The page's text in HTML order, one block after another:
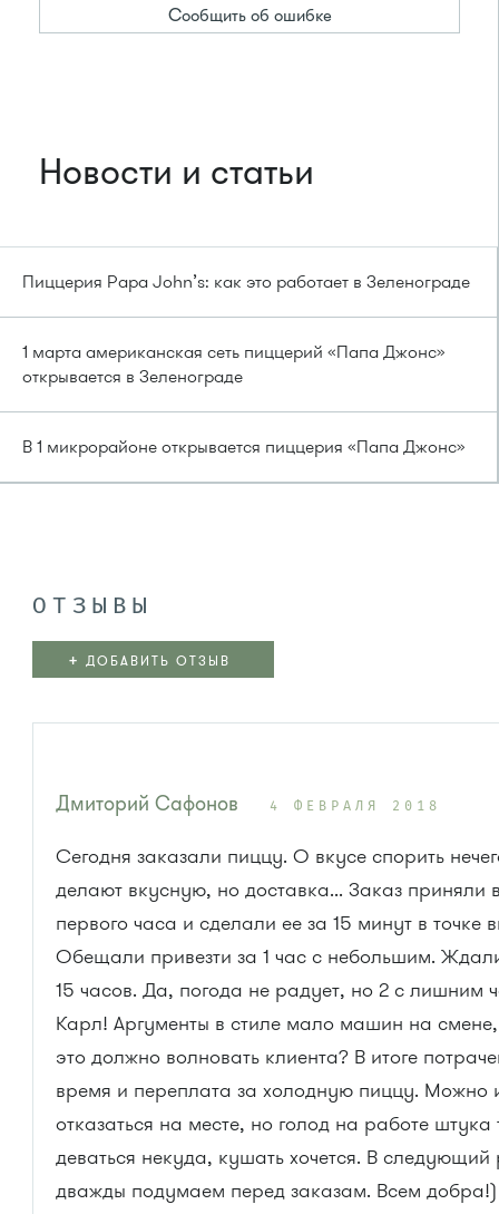
Сообщить об ошибке
Новости и статьи
Пиццерия Papa John’s: как это работает в Зеленограде
1 марта американская сеть пиццерий «Папа Джонс»
открывается в Зеленограде
В 1 микрорайоне открывается пиццерия «Папа Джонс»
ОТЗЫВЫ
+ ДОБАВИТЬ ОТЗЫВ
Дмиторий Сафонов 4 ФЕВРАЛЯ 2018
Сегодня заказали пиццу. О вкусе спорить
делают вкусную, но доставка... Заказ приняли
первого часа и сделали ее за 15 минут в точке
Обещали привезти за 1 час с небольшим.
15 часов. Да, погода не радует, но 2 с лишним
Карл! Аргументы в стиле мало машин на
это должно волновать клиента? В итоге
время и переплата за холодную пиццу. Можно
отказаться на месте, но голод на работе штука
деваться некуда, кушать хочется. В следующий
дважды подумаем перед заказам. Всем добра!)